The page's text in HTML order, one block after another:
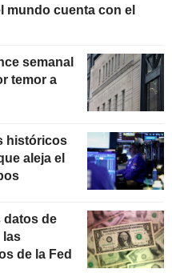
mundo cuenta con el
semanal
temor a
históricos
aleja el
datos de
las
de la Fed